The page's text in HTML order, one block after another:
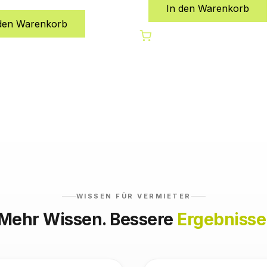
Warenkorb
In den Warenkorb
WISSEN FÜR VERMIETER
Wissen. Bessere